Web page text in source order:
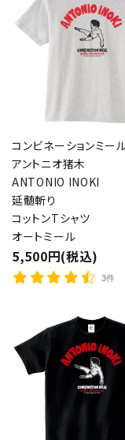
コンビネーションミー
アントニオ猪木
ANTONIO INOKI
延髄斬り
コットンTシャツ
オートミール
5,500円(税込)
3件